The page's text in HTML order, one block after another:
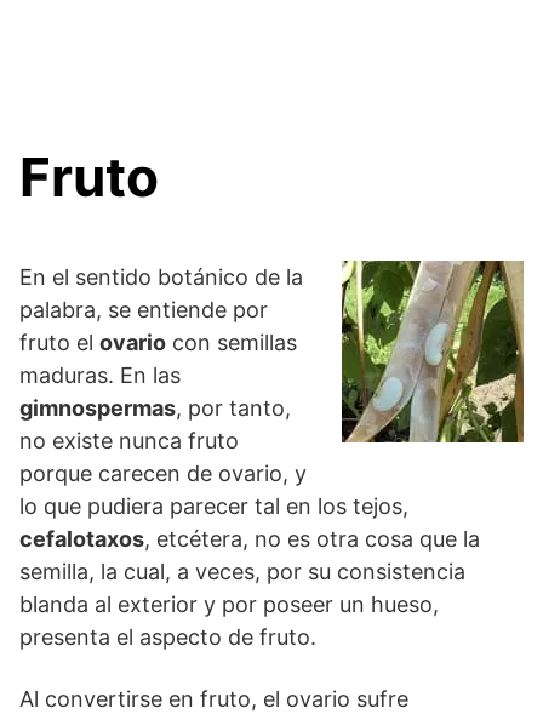
Fruto
En el sentido botánico de la
palabra, se entiende por
fruto el ovario con semillas
maduras. En las
gimnospermas, por tanto,
no existe nunca fruto
porque carecen de ovario, y
lo que pudiera parecer tal en los tejos,
cefalotaxos, etcétera, no es otra cosa que la
semilla, la cual, a veces, por su consistencia
blanda al exterior y por poseer un hueso,
presenta el aspecto de fruto.
Al convertirse en fruto, el ovario sufre